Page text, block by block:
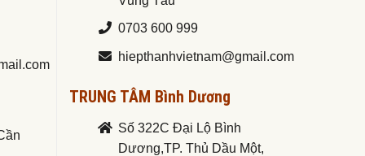
0703 600 999
hiepthanhvietnam@gmail.com
TRUNG TÂM Bình Dương
Số 322C Đại Lộ Bình
Dương,TP. Thủ Dầu Một,